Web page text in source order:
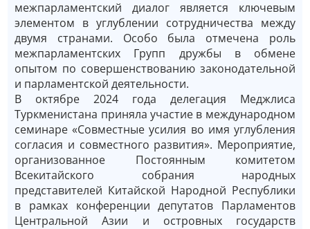
межпарламентский диалог является ключевым
элементом в углублении сотрудничества между
двумя странами. Особо была отмечена роль
межпарламентских Групп дружбы в обмене
опытом по совершенствованию законодательной
и парламентской деятельности.
В октябре 2024 года делегация Меджлиса
Туркменистана приняла участие в международном
семинаре «Совместные усилия во имя углубления
согласия и совместного развития». Мероприятие,
организованное Постоянным комитетом
Всекитайского собрания народных
представителей Китайской Народной Республики
в рамках конференции депутатов Парламентов
Центральной Азии и островных государств